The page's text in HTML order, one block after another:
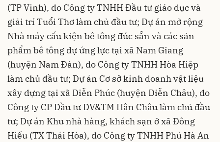
(TP Vinh), do Công ty TNHH Đầu tư giáo dục và
giải trí Tuổi Thơ làm chủ đầu tư; Dự án mở rộng
Nhà máy cấu kiện bê tông đúc sẵn và các sản
phẩm bê tông dự ứng lực tại xã Nam Giang
(huyện Nam Đàn), do Công ty TNHH Hòa Hiệp
làm chủ đầu tư; Dự án Cơ sở kinh doanh vật liệu
xây dựng tại xã Diễn Phúc (huyện Diễn Châu), do
Công ty CP Đầu tư DV&TM Hân Châu làm chủ đầu
tư; Dự án Khu nhà hàng, khách sạn ở xã Đông
Hiếu (TX Thái Hòa), do Công ty TNHH Phú Hà An